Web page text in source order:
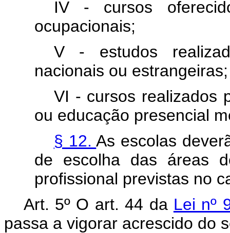
IV - cursos
ocupacionais;
V - estudos
nacionais ou estrangeiras;
VI - cursos realizados
ou educação presencial
§ 12.As escolas
de escolha das áreas
profissional previstas no
Art. 5º O art. 44 da Lei nº
passa a vigorar acrescido do